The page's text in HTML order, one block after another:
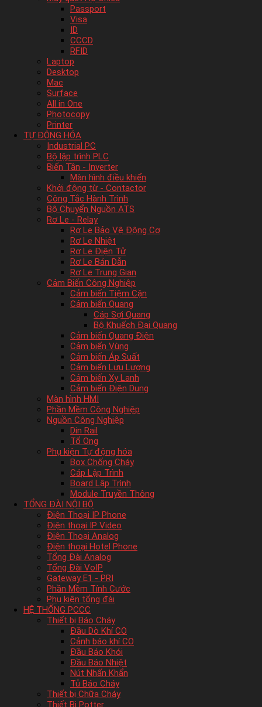
Passport
Visa
ID
CCCD
RFID
Laptop
Desktop
Mac
Surface
All in One
Photocopy
Printer
TỰ ĐỘNG HÓA
Industrial PC
Bộ lập trình PLC
Biến Tần - Inverter
Màn hình điều khiển
Khởi động từ - Contactor
Công Tắc Hành Trình
Bộ Chuyển Nguồn ATS
Rơ Le - Relay
Rơ Le Bảo Vệ Động Cơ
Rơ Le Nhiệt
Rơ Le Điện Tử
Rơ Le Bán Dẫn
Rơ Le Trung Gian
Cảm Biến Công Nghiệp
Cảm biến Tiệm Cận
Cảm biến Quang
Cáp Sợi Quang
Bộ Khuếch Đại Quang
Cảm biến Quang Điện
Cảm biến Vùng
Cảm biến Áp Suất
Cảm biến Lưu Lượng
Cảm biến Xy Lanh
Cảm biến Điện Dung
Màn hình HMI
Phần Mềm Công Nghiệp
Nguồn Công Nghiệp
Din Rail
Tổ Ong
Phụ kiện Tự động hóa
Box Chống Cháy
Cáp Lập Trình
Board Lập Trình
Module Truyền Thông
TỔNG ĐÀI NỘI BỘ
Điện Thoại IP Phone
Điện thoại IP Video
Điện Thoại Analog
Điện thoại Hotel Phone
Tổng Đài Analog
Tổng Đài VoIP
Gateway E1 - PRI
Phần Mềm Tính Cước
Phụ kiện tổng đài
HỆ THỐNG PCCC
Thiết bị Báo Cháy
Đầu Dò Khí CO
Cảnh báo khí CO
Đầu Báo Khói
Đầu Báo Nhiệt
Nút Nhấn Khẩn
Tủ Báo Cháy
Thiết bị Chữa Cháy
Thiết Bị Potter